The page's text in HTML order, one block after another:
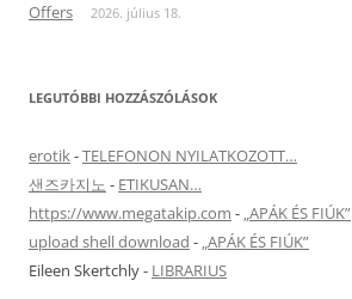
Offers
2026. július 18.
LEGUTÓBBI HOZZÁSZÓLÁSOK
erotik-TELEFONON NYILATKOZOTT…
샌즈카지노 - ETIKUSAN…
https://www.megatakip.com - „APÁK ÉS FIÚK”
upload shell download - „APÁK ÉS FIÚK”
Eileen Skertchly- LIBRARIUS